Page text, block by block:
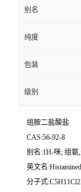
别名
纯度
包装
级别
组胺二盐酸盐
CAS:56-92-8
别名:1H-咪; 组
英文名
分子式